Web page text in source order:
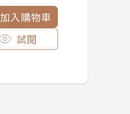
加入購物車
試閱